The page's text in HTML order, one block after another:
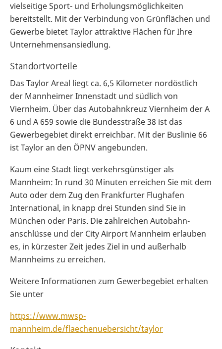
vielseitige Sport- und Erholungsmöglichkeiten
bereitstellt. Mit der Verbindung von Grünflächen und
Gewerbe bietetTaylorattraktive Flächen für Ihre
Unternehmensansiedlung.
Standortvorteile
Das Taylor Areal liegt ca. 6,5 Kilometer nordöstlich
der Mannheimer Innenstadt und südlich von
Viernheim. Über das Autobahnkreuz Viernheim der A
6 und A 659 sowie die Bundesstraße 38 ist das
Gewerbegebiet direkt erreichbar. Mit der Buslinie 66
istTayloran den ÖPNV angebunden.
Kaum eine Stadt liegt verkehrsgünstiger als
Mannheim: In rund 30 Minuten erreichen Sie mit dem
Auto oder dem Zug den Frankfurter Flughafen
International, in knapp drei Stunden sind Sie in
München oder Paris. Die zahlreichen Autobahn­
anschlüsse und der City Airport Mannheim erlauben
es, in kürzester Zeit jedes Ziel in und außerhalb
Mannheims zu erreichen.
Weitere Informationen zum Gewerbegebiet erhalten
Sie unter
https://www.mwsp-
mannheim.de/flaechenuebersicht/taylor